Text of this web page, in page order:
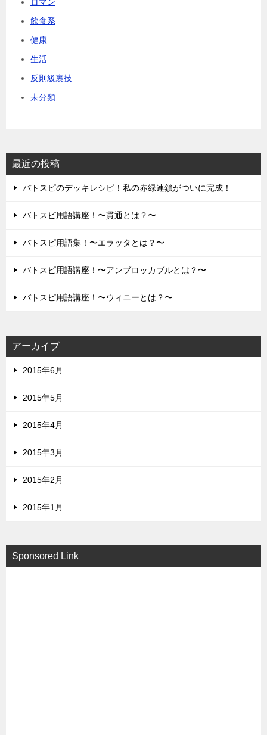
ロマン
飲食系
健康
生活
反則級裏技
未分類
最近の投稿
バトスピのデッキレシピ！私の赤緑連鎖がついに完成！
バトスピ用語講座！〜貫通とは？〜
バトスピ用語集！〜エラッタとは？〜
バトスピ用語講座！〜アンブロッカブルとは？〜
バトスピ用語講座！〜ウィニーとは？〜
アーカイブ
2015年6月
2015年5月
2015年4月
2015年3月
2015年2月
2015年1月
Sponsored Link